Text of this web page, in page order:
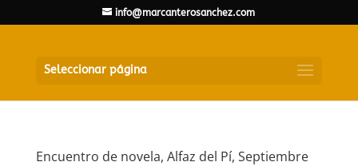
info@marcanterosanchez.com
Seleccionar página
Encuentro de novela, Alfaz del Pí, Septiembre